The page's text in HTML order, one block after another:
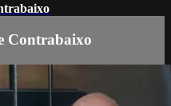
Contrabaixo